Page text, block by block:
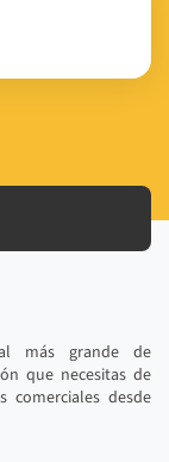
más grande de
que necesitas de
comerciales desde